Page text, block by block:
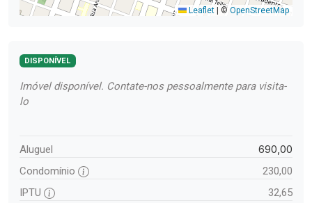
Leaflet © OpenStreetMap
DISPONÍVEL
Imóvel disponível. Contate-nos pessoalmente para visita-
lo
Aluguel 690,00
Condomínio
230,00
IPTU
32,65